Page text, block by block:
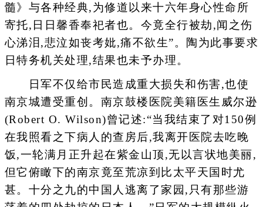
髓》与各种经典,为修道以来十六年身心性命所
寄托,日日馨香奉祀者也。今竟全行被劫,闻之伤
心涕泪,悲泣如丧考妣,痛不欲生”。陶为此事要求
日特务机关处理,结果也未予办理。
日军不仅给市民造成重大损失和伤害,也使
南京城遭受重创。南京鼓楼医院美籍医生威尔逊
(Robert O. Wilson)曾记述:“当我结束了对150例
在我照看之下病人的查房后,我离开医院去吃晚
饭,一轮满月正升起在紫金山顶,无以言状地美丽,
但它俯瞰下的南京竟至荒凉到比太平天国时尤
甚。十分之九的中国人逃离了家园,只有那些游